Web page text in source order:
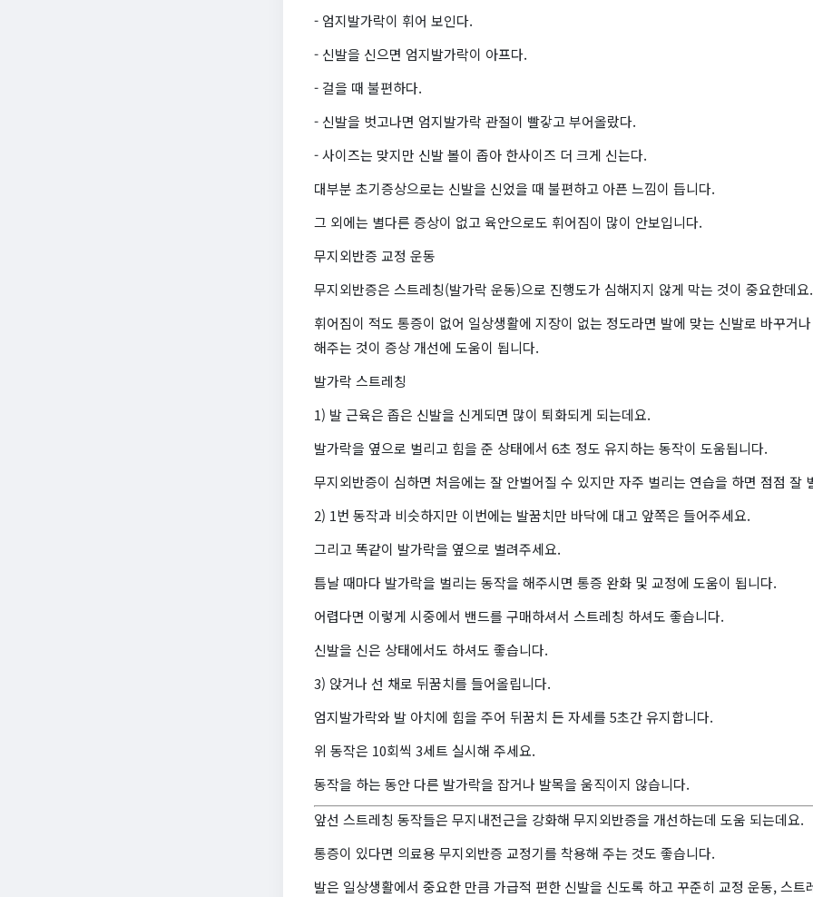
- 엄지발가락이 휘어 보인다.
- 신발을 신으면 엄지발가락이 아프다.
- 걸을 때 불편하다.
- 신발을 벗고나면 엄지발가락 관절이 빨갛고 부어올랐다.
- 사이즈는 맞지만 신발 볼이 좁아 한사이즈 더 크게 신는다.
대부분 초기증상으로는 신발을 신었을 때 불편하고 아픈 느낌이 듭니다.
그 외에는 별다른 증상이 없고 육안으로도 휘어짐이 많이 안보입니다.
무지외반증 교정 운동
무지외반증은 스트레칭(발가락 운동)으로 진행도가 심해지지 않게 막는 것이 중요한데요.
휘어짐이 적도 통증이 없어 일상생활에 지장이 없는 정도라면 발에 맞는 신발로 바꾸거
해주는 것이 증상 개선에 도움이 됩니다.
발가락 스트레칭
1) 발 근육은 좁은 신발을 신게되면 많이 퇴화되게 되는데요.
발가락을 옆으로 벌리고 힘을 준 상태에서 6초 정도 유지하는 동작이 도움됩니다.
무지외반증이 심하면 처음에는 잘 안벌어질 수 있지만 자주 벌리는 연습을 하면 점점 잘
2) 1번 동작과 비슷하지만 이번에는 발꿈치만 바닥에 대고 앞쪽은 들어주세요.
그리고 똑같이 발가락을 옆으로 벌려주세요.
틈날 때마다 발가락을 벌리는 동작을 해주시면 통증 완화 및 교정에 도움이 됩니다.
어렵다면 이렇게 시중에서 밴드를 구매하셔서 스트레칭 하셔도 좋습니다.
신발을 신은 상태에서도 하셔도 좋습니다.
3) 앉거나 선 채로 뒤꿈치를 들어올립니다.
엄지발가락와 발 아치에 힘을 주어 뒤꿈치 든 자세를 5초간 유지합니다.
위 동작은 10회씩 3세트 실시해 주세요.
동작을 하는 동안 다른 발가락을 잡거나 발목을 움직이지 않습니다.
앞선 스트레칭 동작들은 무지내전근을 강화해 무지외반증을 개선하는데 도움 되는데요.
통증이 있다면 의료용 무지외반증 교정기를 착용해 주는 것도 좋습니다.
발은 일상생활에서 중요한 만큼 가급적 편한 신발을 신도록 하고 꾸준히 교정 운동, 스트